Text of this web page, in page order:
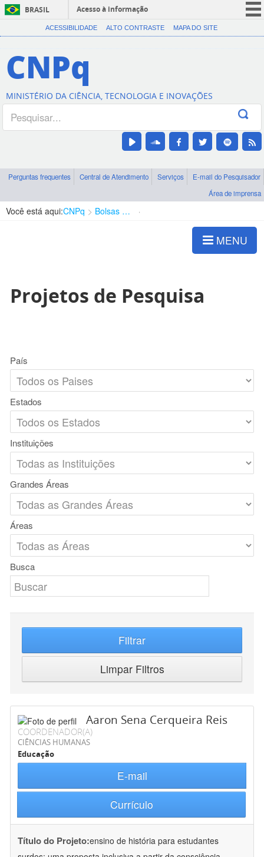
BRASIL
Acesso à informação
CORONAVÍRUS (COVID-19)
Canais
ACESSIBILIDADE ALTO CONTRASTE MAPA DO SITE
CNPq
MINISTÉRIO DA CIÊNCIA, TECNOLOGIA E INOVAÇÕES
Perguntas frequentes Central de Atendimento Serviços
E-mail do Pesquisador
Área de imprensa
Você está aqui:CNPq Bolsas e Auxílios Vigentes
MENU
Projetos de Pesquisa
País
Estados
Instituições
Grandes Áreas
Áreas
Busca
Filtrar
Limpar Filtros
Aaron Sena Cerqueira Reis
COORDENADOR(A)
CIÊNCIAS HUMANAS
Educação
E-mail
Currículo
Título do Projeto:ensino de história para estudantes